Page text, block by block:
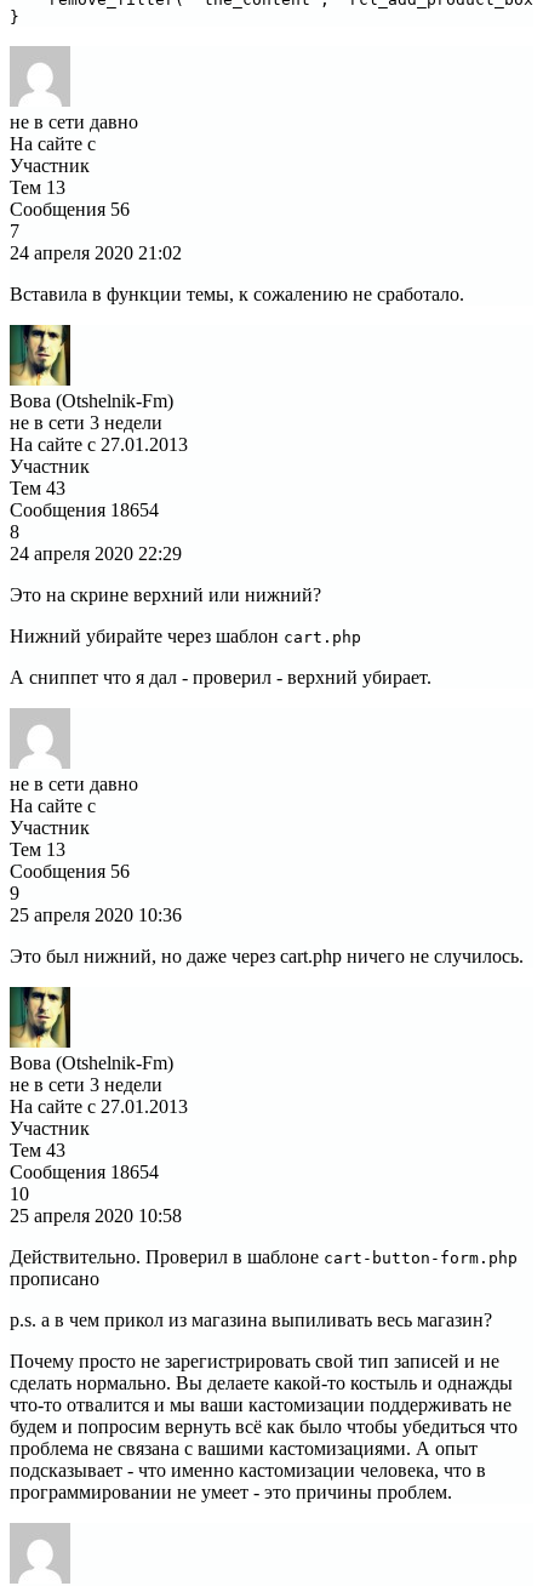
}
не в сети давно
На сайте с
Участник
Тем 13
Сообщения 56
7
24 апреля 2020 21:02
Вставила в функции темы, к сожалению не сработало.
Вова (Otshelnik-Fm)
не в сети 3 недели
На сайте с 27.01.2013
Участник
Тем 43
Сообщения 18654
8
24 апреля 2020 22:29
Это на скрине верхний или нижний?
Нижний убирайте через шаблон cart.php
А сниппет что я дал - проверил - верхний убирает.
не в сети давно
На сайте с
Участник
Тем 13
Сообщения 56
9
25 апреля 2020 10:36
Это был нижний, но даже через cart.php ничего не случилось.
Вова (Otshelnik-Fm)
не в сети 3 недели
На сайте с 27.01.2013
Участник
Тем 43
Сообщения 18654
10
25 апреля 2020 10:58
Действительно. Проверил в шаблоне cart-button-form.php
прописано
p.s. а в чем прикол из магазина выпиливать весь магазин?
Почему просто не зарегистрировать свой тип записей и не
сделать нормально. Вы делаете какой-то костыль и однажды
что-то отвалится и мы ваши кастомизации поддерживать не
будем и попросим вернуть всё как было чтобы убедиться что
проблема не связана с вашими кастомизациями. А опыт
подсказывает - что именно кастомизации человека, что в
программировании не умеет - это причины проблем.